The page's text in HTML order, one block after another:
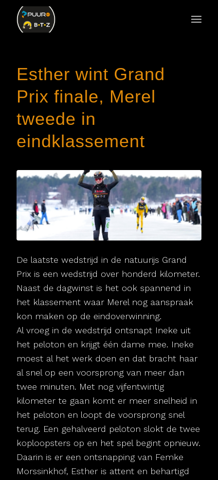
Esther wint Grand
Prix finale, Merel
tweede in
eindklassement
De laatste wedstrijd in de natuurijs Grand
Prix is een wedstrijd over honderd kilometer.
Naast de dagwinst is het ook spannend in
het klassement waar Merel nog aanspraak
kon maken op de eindoverwinning.
Al vroeg in de wedstrijd ontsnapt Ineke uit
het peloton en krijgt één dame mee. Ineke
moest al het werk doen en dat bracht haar
al snel op een voorsprong van meer dan
twee minuten. Met nog vijfentwintig
kilometer te gaan komt er meer snelheid in
het peloton en loopt de voorsprong snel
terug. Een gehalveerd peloton slokt de twee
koploopsters op en het spel begint opnieuw.
Daarin is er een ontsnapping van Femke
Morssinkhof, Esther is attent en behartigd